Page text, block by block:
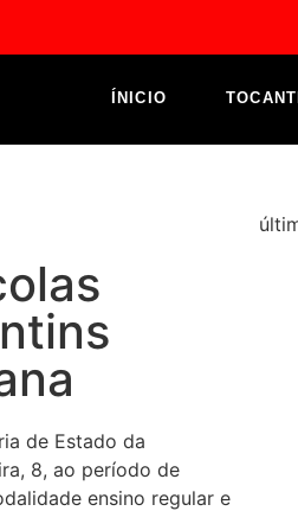
ÍNICIO
de Estado da
8, ao período de
ensino regular e